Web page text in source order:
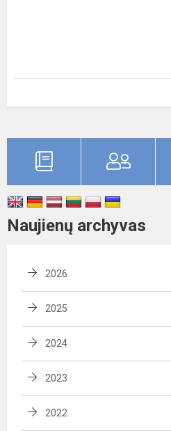
Naujienų archyvas
2026
2025
2024
2023
2022